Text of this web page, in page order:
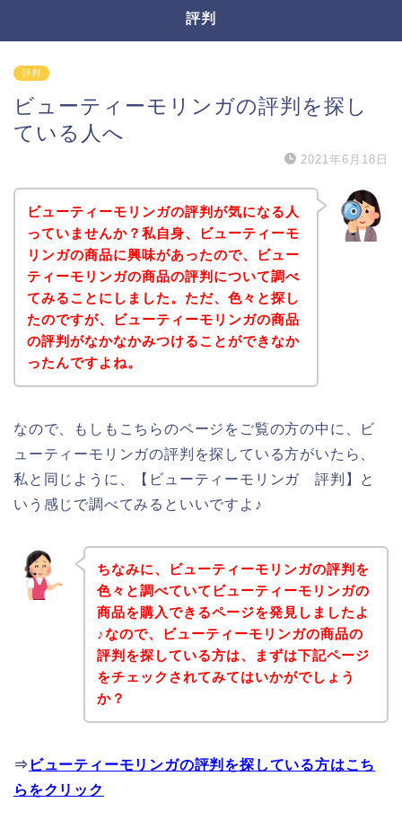
評判
評判
ビューティーモリンガの評判を探し
ている人へ
2021年6月18日
ビューティーモリンガの評判が気になる人
っていませんか？私自身、ビューティーモ
リンガの商品に興味があったので、ビュー
ティーモリンガの商品の評判について調べ
てみることにしました。ただ、色々と探し
たのですが、ビューティーモリンガの商品
の評判がなかなかみつけることができなか
ったんですよね。
なので、もしもこちらのページをご覧の方の中に、ビ
ューティーモリンガの評判を探している方がいたら、
私と同じように、【ビューティーモリンガ 評判】と
いう感じで調べてみるといいですよ♪
ちなみに、ビューティーモリンガの評判を
色々と調べていてビューティーモリンガの
商品を購入できるページを発見しましたよ
♪なので、ビューティーモリンガの商品の
評判を探している方は、まずは下記ページ
をチェックされてみてはいかがでしょう
か？
⇒ ビューティーモリンガの評判を探している方はこち
らをクリック